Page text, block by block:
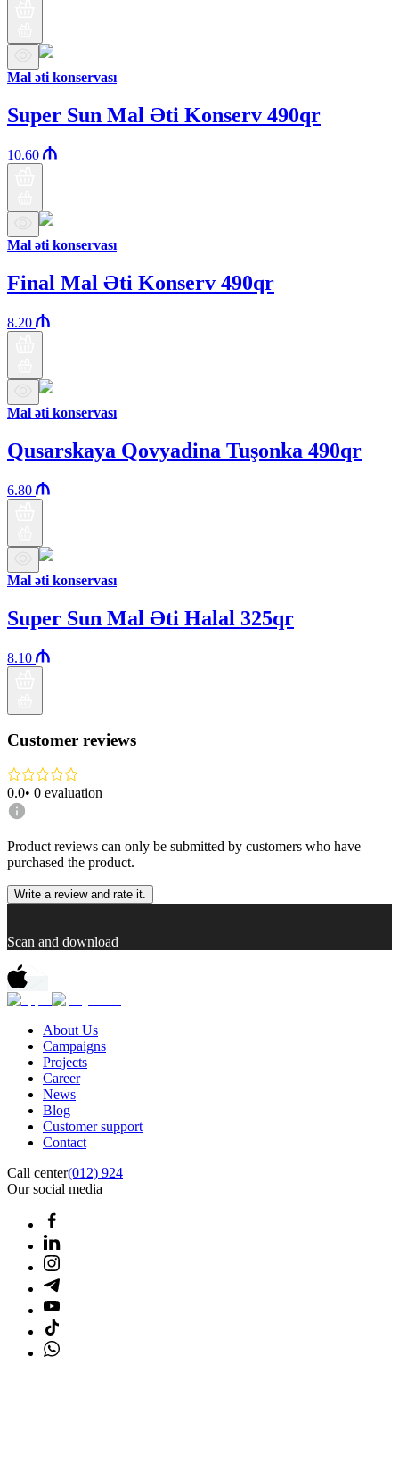
Mal əti konservası
Super Sun Mal Əti Konserv 490qr
10.60
Mal əti konservası
Final Mal Əti Konserv 490qr
8.20
Mal əti konservası
Qusarskaya Qovyadina Tuşonka 490qr
6.80
Mal əti konservası
Super Sun Mal Əti Halal 325qr
8.10
Customer reviews
0.0• 0 evaluation
Product reviews can only be submitted by customers who have
purchased the product.
Write a review and rate it.
Scan and download
About Us
Campaigns
Projects
Career
News
Blog
Customer support
Contact
Call center(012) 924
Our social media